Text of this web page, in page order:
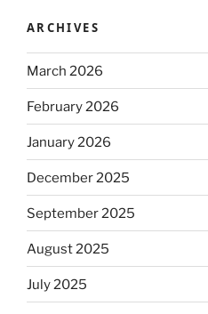
ARCHIVES
March 2026
February 2026
January 2026
December 2025
September 2025
August 2025
July 2025